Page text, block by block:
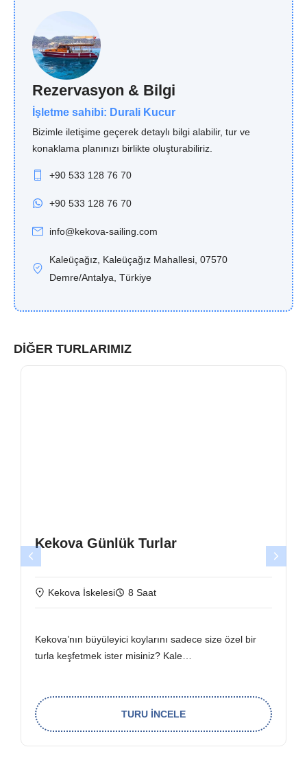
Rezervasyon & Bilgi
İşletme sahibi: Durali Kucur
Bizimle iletişime geçerek detaylı bilgi alabilir, tur ve
konaklama planınızı birlikte oluşturabiliriz.
+90 533 128 76 70
+90 533 128 76 70
info@kekova-sailing.com
Kaleüçağız, Kaleüçağız Mahallesi, 07570
Demre/Antalya, Türkiye
DIĞER TURLARIMIZ
Kekova Günlük Turlar
Kekova İskelesi 8 Saat
Kekova’nın büyüleyici koylarını sadece size özel bir
turla keşfetmek ister misiniz? Kale…
TURU İNCELE